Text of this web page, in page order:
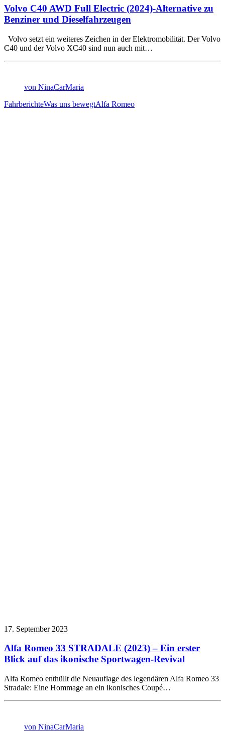
Volvo C40 AWD Full Electric (2024)-Alternative zu
Benziner und Dieselfahrzeugen
Volvo setzt ein weiteres Zeichen in der Elektromobilität. Der Volvo
C40 und der Volvo XC40 sind nun auch mit…
von NinaCarMaria
FahrberichteWas uns bewegtAlfa Romeo
17. September 2023
Alfa Romeo 33 STRADALE (2023) – Ein erster
Blick auf das ikonische Sportwagen-Revival
Alfa Romeo enthüllt die Neuauflage des legendären Alfa Romeo 33
Stradale: Eine Hommage an ein ikonisches Coupé…
von NinaCarMaria